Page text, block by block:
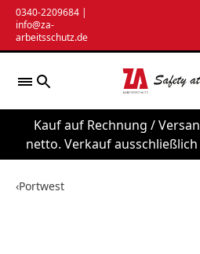
Zum
Inhalt
springen
0340-2209684 |
info@za-
arbeitsschutz.de
Kauf auf Rechnung /
netto. Verkauf
‹Portwest